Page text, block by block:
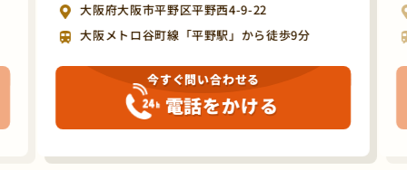
大阪府大阪市平野区平野西4-9-22
大阪メトロ谷町線「平野駅」から徒歩9分
今すぐ問い合わせる
電話をかける